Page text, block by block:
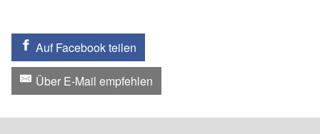
Auf Facebook teilen
Über E-Mail empfehlen